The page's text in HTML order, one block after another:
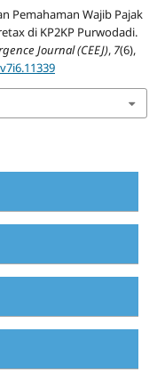
Pemahaman Wajib Pajak
di KP2KP Purwodadi.
Journal (CEEJ), 7(6),